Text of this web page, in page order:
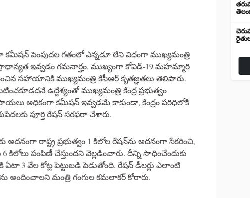
కమీషన్ పెంపుదల గతంలో ఎన్నడూ లేని విధంగా ముఖ్యమంత్రి
ఇవ్వడం గమనార్హం. ముఖ్యంగా కోవిడ్-19 మహమ్మారి
సహాయానికి ముఖ్యమంత్రి కేసీఆర్ కృతజ్ఞతలు తెలిపారు.
ఉద్దేశ్యంతో ముఖ్యమంత్రి కేంద్ర ప్రభుత్వం
అధికంగా కమీషన్ ఇవ్వడమే కాకుండా, కేంద్రం పరిధిలోకి
పూర్తి రేషన్ సరఫరా చేశారు.
అదనంగా రాష్ట్ర ప్రభుత్వం 1 కిలోల రేషన్‌ను అదనంగా సేకరించి,
6 కిలోలు పంపిణీ చేస్తుందని వెల్లడించారు. దీన్ని సాధించేందుకు
ఏటా 3 వేల కోట్ల పెట్టుబడి పెడుతోంది. రేషన్ డీలర్లు ఎలాంటి
అందించాలని మంత్రి గంగుల కమలాకర్ కోరారు.